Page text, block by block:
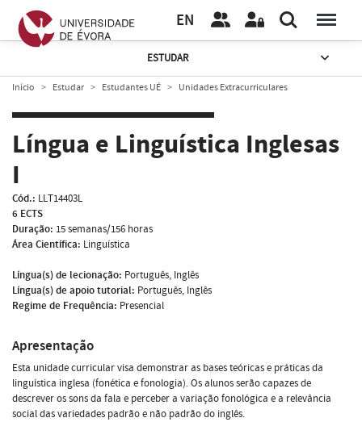
EN
ESTUDAR
Início Estudar Estudantes UÉ Unidades Extracurriculares
Língua e Linguística Inglesas
I
Cód.: LLT14403L
6 ECTS
Duração: 15 semanas/156 horas
Área Científica: Linguística
Língua(s) de lecionação: Português, Inglês
Língua(s) de apoio tutorial: Português, Inglês
Regime de Frequência: Presencial
Apresentação
Esta unidade curricular visa demonstrar as bases teóricas e práticas da
linguística inglesa (fonética e fonologia). Os alunos serão capazes de
descrever os sons da fala e perceber a variação fonológica e a relevância
social das variedades padrão e não padrão do inglês.